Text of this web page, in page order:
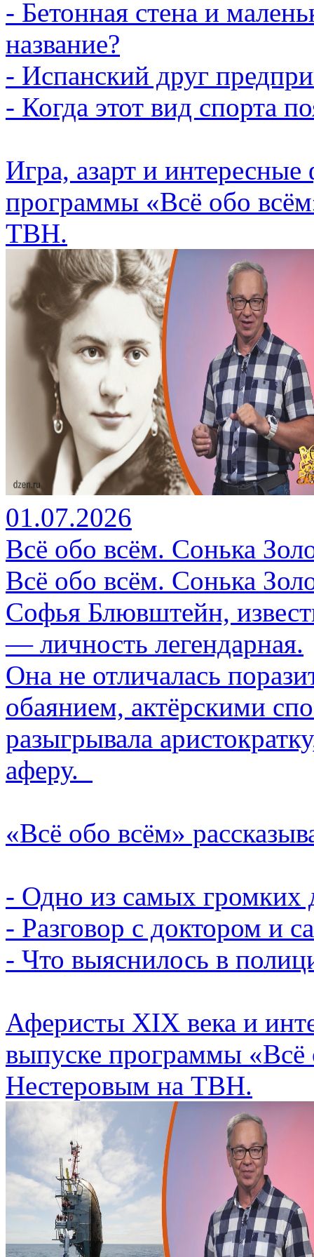
- Бетонная стена и
название?
- Испанский друг
- Когда этот вид спорта
Игра, азарт и
программы «Всё обо
ТВН.
01.07.2026
Всё обо всём. Сонька
Всё обо всём. Сонька
Софья Блювштейн,
— личность легендарная.
Она не отличалась
обаянием, актёрскими
разыгрывала
аферу.
«Всё обо всём»
- Одно из самых громких
- Разговор с доктором и
- Что выяснилось в
Аферисты XIX века и
выпуске программы «Всё
Нестеровым на ТВН.